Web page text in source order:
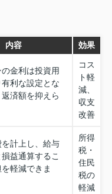
内容 効果
金利は投資用
利な設定とな
済額を抑えら
コス
ト軽
減、
収支
改善
計上し、給与
益通算するこ
軽減できま
所得
税・
住民
税の
軽減